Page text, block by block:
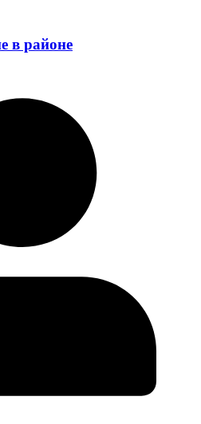
в районе